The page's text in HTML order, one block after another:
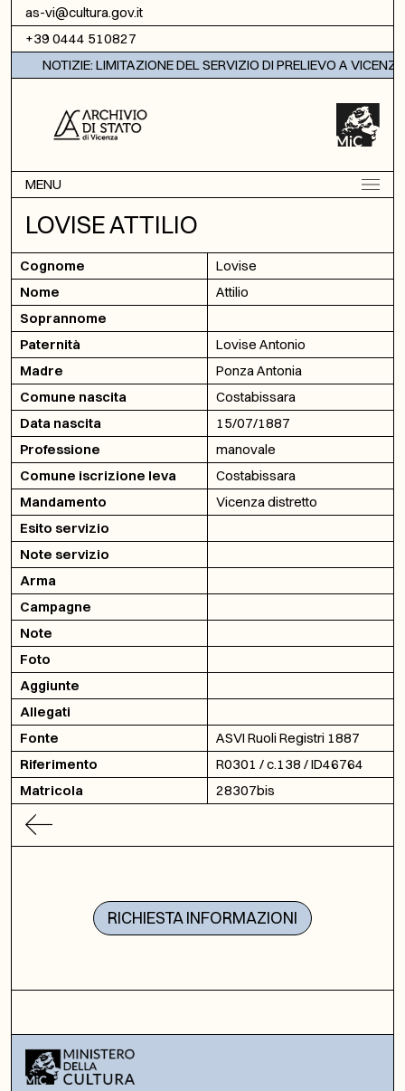
Vai al contenuto
as-vi@cultura.gov.it
+39 0444 510827
NOTIZIE: LIMITAZIONE DEL SERVIZIO DI PRELIEVO A VICENZA
MENU
LOVISE ATTILIO
Cognome
Lovise
Nome
Attilio
Soprannome
Paternità
Lovise Antonio
Madre
Ponza Antonia
Comune nascita
Costabissara
Data nascita
15/07/1887
Professione
manovale
Comune iscrizione leva
Costabissara
Mandamento
Vicenza distretto
Esito servizio
Note servizio
Arma
Campagne
Note
Foto
Aggiunte
Allegati
Fonte
ASVI Ruoli Registri 1887
Riferimento
R0301 / c.138 / ID46764
Matricola
28307bis
RICHIESTA INFORMAZIONI